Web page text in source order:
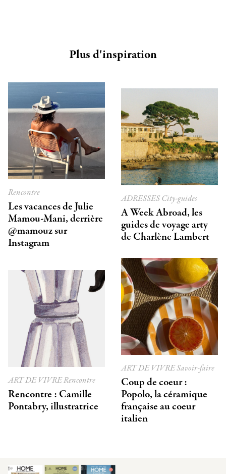
Plus d'inspiration
Rencontre
Les vacances de Julie
Mamou-Mani, derrière
@mamouz sur
Instagram
ADRESSESCity-guides
A Week Abroad, les
guides de voyage arty
de Charlène Lambert
ART DE VIVRERencontre
Rencontre : Camille
Pontabry, illustratrice
ART DE VIVRESavoir-faire
Coup de coeur :
Popolo, la céramique
française au coeur
italien